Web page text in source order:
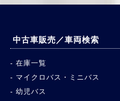
中古車販売／車両検索
在庫一覧
マイクロバス・ミニバス
幼児バス